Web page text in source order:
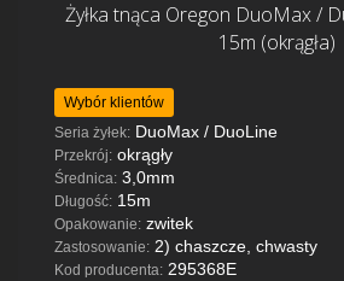
Żyłka tnąca Oregon DuoMax /
15m (okrągła)
Wybór klientów
Seria żyłek: DuoMax / DuoLine
Przekrój: okrągły
Średnica: 3,0mm
Długość: 15m
Opakowanie: zwitek
Zastosowanie: 2) chaszcze, chwasty
Kod producenta: 295368E